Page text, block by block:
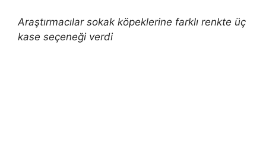
Araştırmacılar sokak köpeklerine farklı renkte üç
kase seçeneği verdi